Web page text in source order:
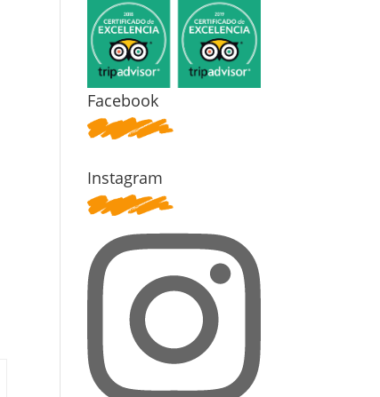
Facebook
Instagram